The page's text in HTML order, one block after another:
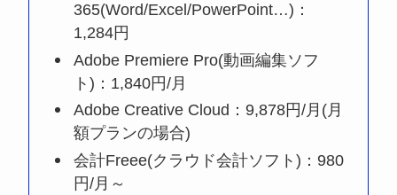
365(Word/Excel/PowerPoint…)：
1,284円
Adobe Premiere Pro(動画編集ソフ
ト)：1,840円/月
Adobe Creative Cloud：9,878円/月(月
額プランの場合)
会計Freee(クラウド会計ソフト)：980
円/月～